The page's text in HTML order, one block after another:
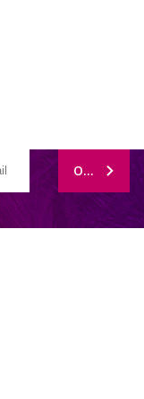
ODEBÍRAT